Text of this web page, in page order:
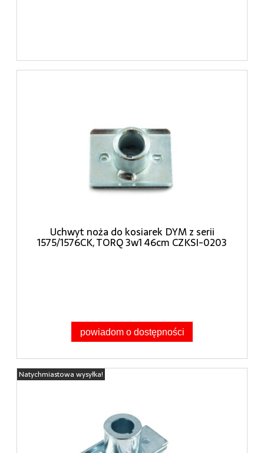
Uchwyt noża do kosiarek DYM z serii
1575/1576CK, TORQ 3w1 46cm CZKSI-0203
powiadom o dostępności
Natychmiastowa wysyłka!